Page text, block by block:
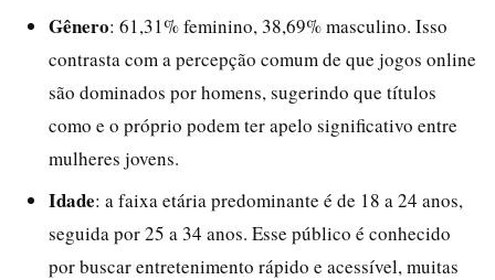
Gênero: 61,31% feminino, 38,69% masculino. Isso
contrasta com a percepção comum de que jogos online
são dominados por homens, sugerindo que títulos
como e o próprio podem ter apelo significativo entre
mulheres jovens.
Idade: a faixa etária predominante é de 18 a 24 anos,
seguida por 25 a 34 anos. Esse público é conhecido
por buscar entretenimento rápido e acessível, muitas